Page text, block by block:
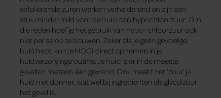
exfoliërende zuren werken verhelderend en zijn een
stuk minder mild voor de huid dan hypochloorzuur. Om
die reden hoef je het gebruik van hypo- chloorzuur ook
niet per se op te bouwen. Zeker als je geen gevoelige
huid hebt, kun je HOCI direct opnemen in je
huidverzorgingsroutine. Je huid is er in de meeste
gevallen meteen aan gewend. Ook maakt het ‘zuur’ je
huid niet dunner, wat wel bij ingrediënten als glycolzuur
het geval is.